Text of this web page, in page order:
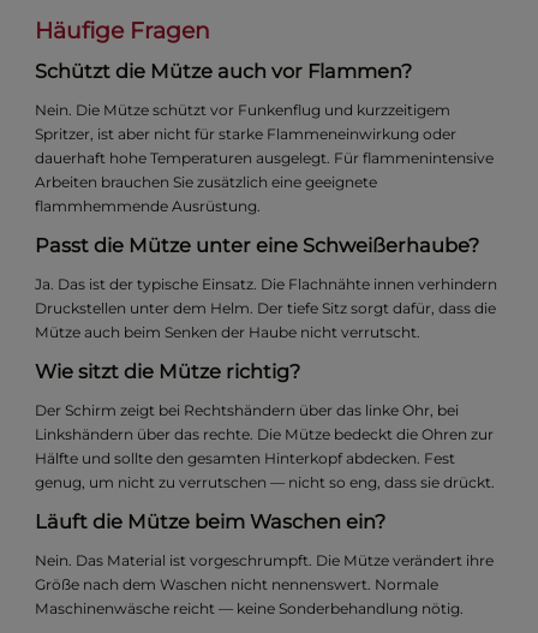
Häufige Fragen
Schützt die Mütze auch vor Flammen?
Nein. Die Mütze schützt vor Funkenflug und kurzzeitigem
Spritzer, ist aber nicht für starke Flammeneinwirkung oder
dauerhaft hohe Temperaturen ausgelegt. Für flammenintensive
Arbeiten brauchen Sie zusätzlich eine geeignete
flammhemmende Ausrüstung.
Passt die Mütze unter eine Schweißerhaube?
Ja. Das ist der typische Einsatz. Die Flachnähte innen verhindern
Druckstellen unter dem Helm. Der tiefe Sitz sorgt dafür, dass die
Mütze auch beim Senken der Haube nicht verrutscht.
Wie sitzt die Mütze richtig?
Der Schirm zeigt bei Rechtshändern über das linke Ohr, bei
Linkshändern über das rechte. Die Mütze bedeckt die Ohren zur
Hälfte und sollte den gesamten Hinterkopf abdecken. Fest
genug, um nicht zu verrutschen — nicht so eng, dass sie drückt.
Läuft die Mütze beim Waschen ein?
Nein. Das Material ist vorgeschrumpft. Die Mütze verändert ihre
Größe nach dem Waschen nicht nennenswert. Normale
Maschinenwäsche reicht — keine Sonderbehandlung nötig.